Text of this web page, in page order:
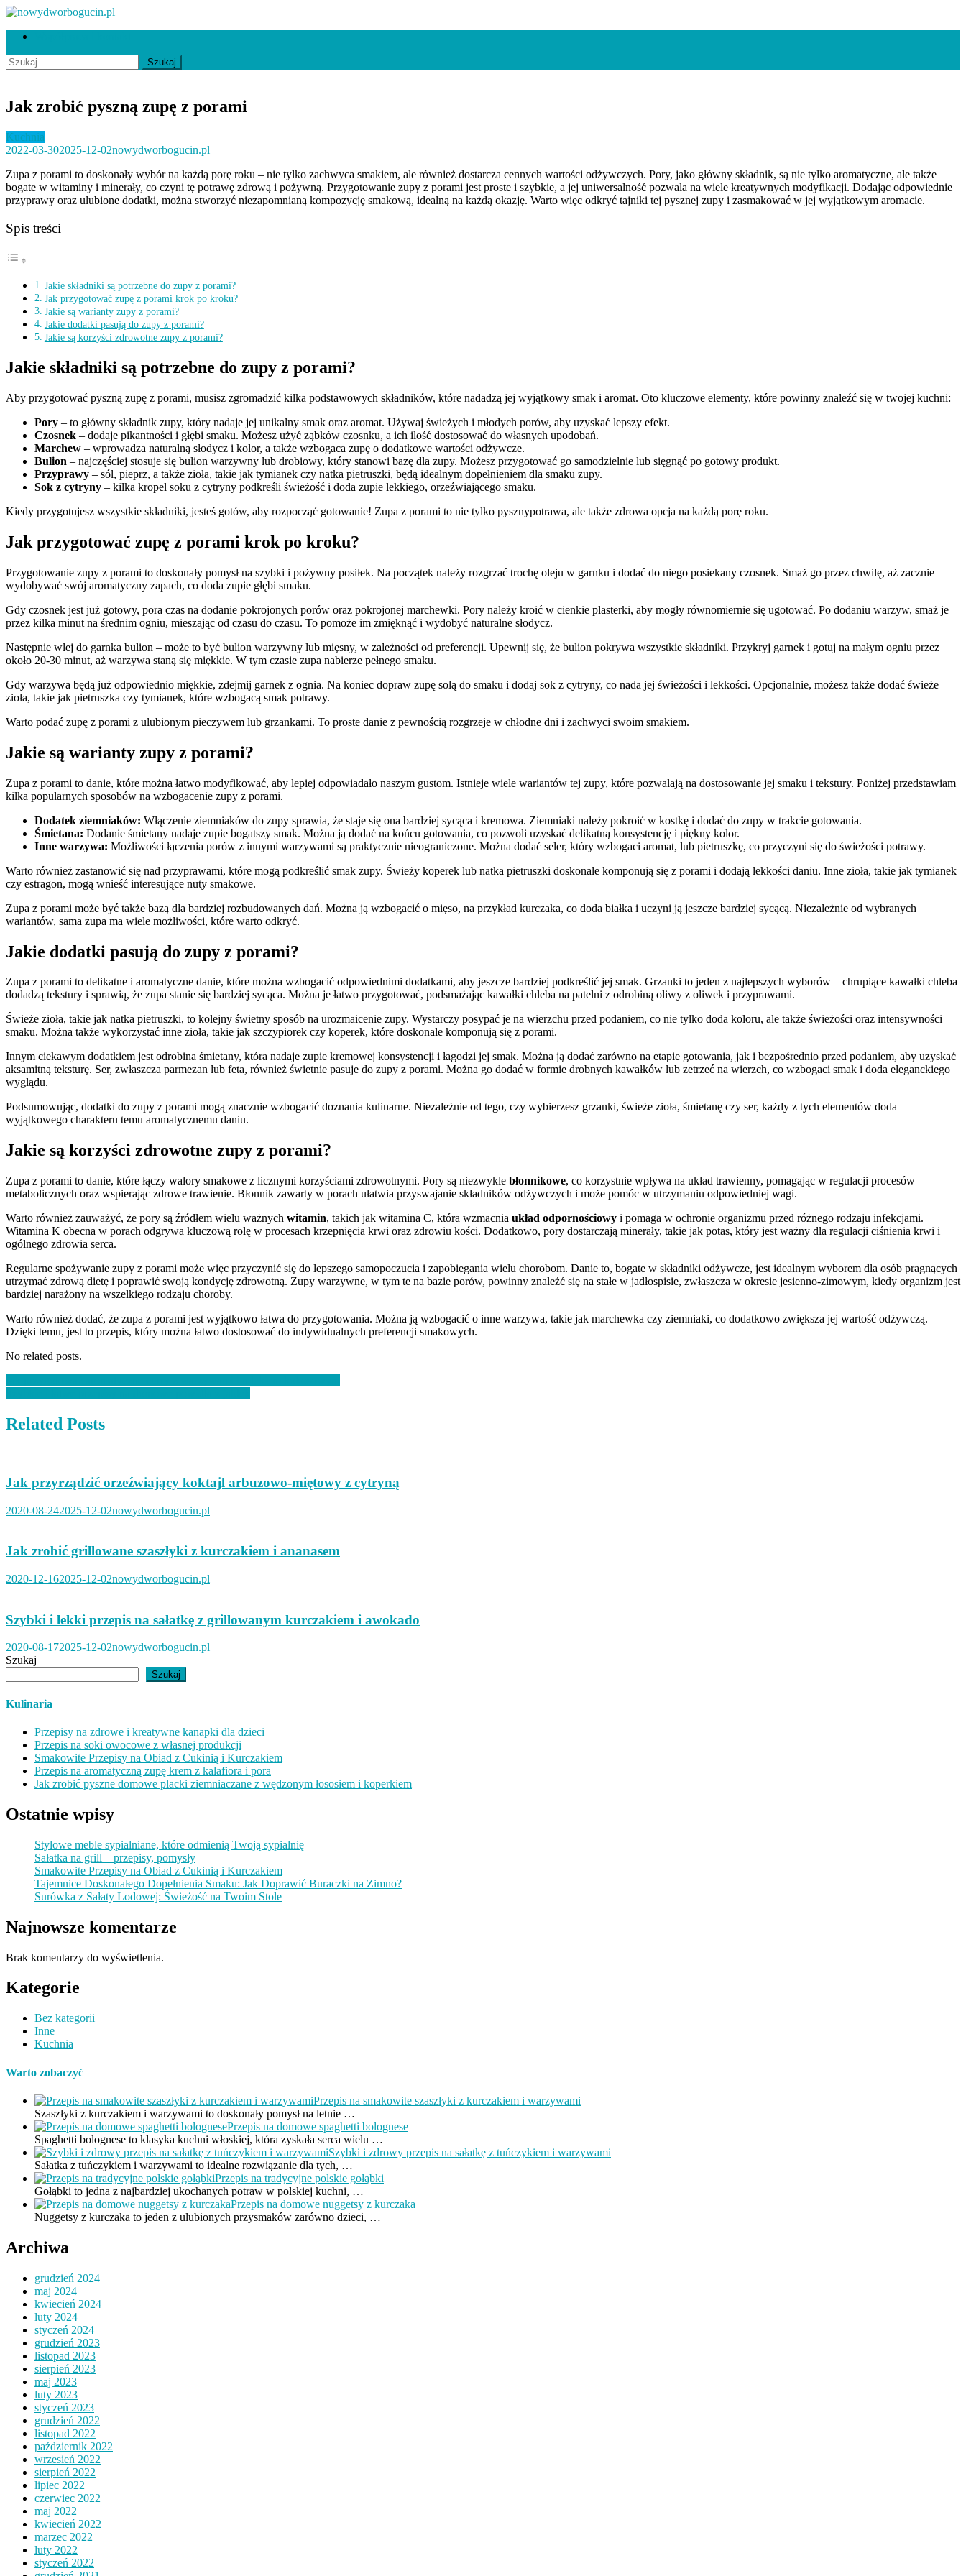
Skip
content
nowydworbogucin.pl
Szukaj:
Jak zrobić pyszną zupę z porami
Kuchnia
2022-03-302025-12-02nowydworbogucin.pl
Zupa z porami to doskonały wybór na każdą porę roku – nie tylko zachwyca smakiem, ale również dostarcza cennych wartości odżywczych. Pory, jako główny składnik, są nie tylko aromatyczne, ale także
bogate w witaminy i minerały, co czyni tę potrawę zdrową i pożywną. Przygotowanie zupy z porami jest proste i szybkie, a jej uniwersalność pozwala na wiele kreatywnych modyfikacji. Dodając odpowiednie
przyprawy oraz ulubione dodatki, można stworzyć niezapomnianą kompozycję smakową, idealną na każdą okazję. Warto więc odkryć tajniki tej pysznej zupy i zasmakować w jej wyjątkowym aromacie.
Spis treści
Jakie składniki są potrzebne do zupy z porami?
Jak przygotować zupę z porami krok po kroku?
Jakie są warianty zupy z porami?
Jakie dodatki pasują do zupy z porami?
Jakie są korzyści zdrowotne zupy z porami?
Jakie składniki są potrzebne do zupy z porami?
Aby przygotować pyszną zupę z porami, musisz zgromadzić kilka podstawowych składników, które nadadzą jej wyjątkowy smak i aromat. Oto kluczowe elementy, które powinny znaleźć się w twojej kuchni:
Pory – to główny składnik zupy, który nadaje jej unikalny smak oraz aromat. Używaj świeżych i młodych porów, aby uzyskać lepszy efekt.
Czosnek – dodaje pikantności i głębi smaku. Możesz użyć ząbków czosnku, a ich ilość dostosować do własnych upodobań.
Marchew – wprowadza naturalną słodycz i kolor, a także wzbogaca zupę o dodatkowe wartości odżywcze.
Bulion – najczęściej stosuje się bulion warzywny lub drobiowy, który stanowi bazę dla zupy. Możesz przygotować go samodzielnie lub sięgnąć po gotowy produkt.
Przyprawy – sól, pieprz, a także zioła, takie jak tymianek czy natka pietruszki, będą idealnym dopełnieniem dla smaku zupy.
Sok z cytryny – kilka kropel soku z cytryny podkreśli świeżość i doda zupie lekkiego, orzeźwiającego smaku.
Kiedy przygotujesz wszystkie składniki, jesteś gotów, aby rozpocząć gotowanie! Zupa z porami to nie tylko pysznypotrawa, ale także zdrowa opcja na każdą porę roku.
Jak przygotować zupę z porami krok po kroku?
Przygotowanie zupy z porami to doskonały pomysł na szybki i pożywny posiłek. Na początek należy rozgrzać trochę oleju w garnku i dodać do niego posiekany czosnek. Smaż go przez chwilę, aż zacznie
wydobywać swój aromatyczny zapach, co doda zupie głębi smaku.
Gdy czosnek jest już gotowy, pora czas na dodanie pokrojonych porów oraz pokrojonej marchewki. Pory należy kroić w cienkie plasterki, aby mogły równomiernie się ugotować. Po dodaniu warzyw, smaż je
przez kilka minut na średnim ogniu, mieszając od czasu do czasu. To pomoże im zmięknąć i wydobyć naturalne słodycz.
Następnie wlej do garnka bulion – może to być bulion warzywny lub mięsny, w zależności od preferencji. Upewnij się, że bulion pokrywa wszystkie składniki. Przykryj garnek i gotuj na małym ogniu przez
około 20-30 minut, aż warzywa staną się miękkie. W tym czasie zupa nabierze pełnego smaku.
Gdy warzywa będą już odpowiednio miękkie, zdejmij garnek z ognia. Na koniec dopraw zupę solą do smaku i dodaj sok z cytryny, co nada jej świeżości i lekkości. Opcjonalnie, możesz także dodać świeże
zioła, takie jak pietruszka czy tymianek, które wzbogacą smak potrawy.
Warto podać zupę z porami z ulubionym pieczywem lub grzankami. To proste danie z pewnością rozgrzeje w chłodne dni i zachwyci swoim smakiem.
Jakie są warianty zupy z porami?
Zupa z porami to danie, które można łatwo modyfikować, aby lepiej odpowiadało naszym gustom. Istnieje wiele wariantów tej zupy, które pozwalają na dostosowanie jej smaku i tekstury. Poniżej przedstawiam
kilka popularnych sposobów na wzbogacenie zupy z porami.
Dodatek ziemniaków: Włączenie ziemniaków do zupy sprawia, że staje się ona bardziej sycąca i kremowa. Ziemniaki należy pokroić w kostkę i dodać do zupy w trakcie gotowania.
Śmietana: Dodanie śmietany nadaje zupie bogatszy smak. Można ją dodać na końcu gotowania, co pozwoli uzyskać delikatną konsystencję i piękny kolor.
Inne warzywa: Możliwości łączenia porów z innymi warzywami są praktycznie nieograniczone. Można dodać seler, który wzbogaci aromat, lub pietruszkę, co przyczyni się do świeżości potrawy.
Warto również zastanowić się nad przyprawami, które mogą podkreślić smak zupy. Świeży koperek lub natka pietruszki doskonale komponują się z porami i dodają lekkości daniu. Inne zioła, takie jak tymianek
czy estragon, mogą wnieść interesujące nuty smakowe.
Zupa z porami może być także bazą dla bardziej rozbudowanych dań. Można ją wzbogacić o mięso, na przykład kurczaka, co doda białka i uczyni ją jeszcze bardziej sycącą. Niezależnie od wybranych
wariantów, sama zupa ma wiele możliwości, które warto odkryć.
Jakie dodatki pasują do zupy z porami?
Zupa z porami to delikatne i aromatyczne danie, które można wzbogacić odpowiednimi dodatkami, aby jeszcze bardziej podkreślić jej smak. Grzanki to jeden z najlepszych wyborów – chrupiące kawałki chleba
dodadzą tekstury i sprawią, że zupa stanie się bardziej sycąca. Można je łatwo przygotować, podsmażając kawałki chleba na patelni z odrobiną oliwy z oliwek i przyprawami.
Świeże zioła, takie jak natka pietruszki, to kolejny świetny sposób na urozmaicenie zupy. Wystarczy posypać je na wierzchu przed podaniem, co nie tylko doda koloru, ale także świeżości oraz intensywności
smaku. Można także wykorzystać inne zioła, takie jak szczypiorek czy koperek, które doskonale komponują się z porami.
Innym ciekawym dodatkiem jest odrobina śmietany, która nadaje zupie kremowej konsystencji i łagodzi jej smak. Można ją dodać zarówno na etapie gotowania, jak i bezpośrednio przed podaniem, aby uzyskać
aksamitną teksturę. Ser, zwłaszcza parmezan lub feta, również świetnie pasuje do zupy z porami. Można go dodać w formie drobnych kawałków lub zetrzeć na wierzch, co wzbogaci smak i doda eleganckiego
wyglądu.
Podsumowując, dodatki do zupy z porami mogą znacznie wzbogacić doznania kulinarne. Niezależnie od tego, czy wybierzesz grzanki, świeże zioła, śmietanę czy ser, każdy z tych elementów doda
wyjątkowego charakteru temu aromatycznemu daniu.
Jakie są korzyści zdrowotne zupy z porami?
Zupa z porami to danie, które łączy walory smakowe z licznymi korzyściami zdrowotnymi. Pory są niezwykle błonnikowe, co korzystnie wpływa na układ trawienny, pomagając w regulacji procesów
metabolicznych oraz wspierając zdrowe trawienie. Błonnik zawarty w porach ułatwia przyswajanie składników odżywczych i może pomóc w utrzymaniu odpowiedniej wagi.
Warto również zauważyć, że pory są źródłem wielu ważnych witamin, takich jak witamina C, która wzmacnia układ odpornościowy i pomaga w ochronie organizmu przed różnego rodzaju infekcjami.
Witamina K obecna w porach odgrywa kluczową rolę w procesach krzepnięcia krwi oraz zdrowiu kości. Dodatkowo, pory dostarczają minerały, takie jak potas, który jest ważny dla regulacji ciśnienia krwi i
ogólnego zdrowia serca.
Regularne spożywanie zupy z porami może więc przyczynić się do lepszego samopoczucia i zapobiegania wielu chorobom. Danie to, bogate w składniki odżywcze, jest idealnym wyborem dla osób pragnących
utrzymać zdrową dietę i poprawić swoją kondycję zdrowotną. Zupy warzywne, w tym te na bazie porów, powinny znaleźć się na stałe w jadłospisie, zwłaszcza w okresie jesienno-zimowym, kiedy organizm jest
bardziej narażony na wszelkiego rodzaju choroby.
Warto również dodać, że zupa z porami jest wyjątkowo łatwa do przygotowania. Można ją wzbogacić o inne warzywa, takie jak marchewka czy ziemniaki, co dodatkowo zwiększa jej wartość odżywczą.
Dzięki temu, jest to przepis, który można łatwo dostosować do indywidualnych preferencji smakowych.
No related posts.
Nawigacja
wpisu
Related Posts
Jak przyrządzić orzeźwiający koktajl arbuzowo-miętowy z cytryną
2020-08-242025-12-02nowydworbogucin.pl
Jak zrobić grillowane szaszłyki z kurczakiem i ananasem
2020-12-162025-12-02nowydworbogucin.pl
Szybki i lekki przepis na sałatkę z grillowanym kurczakiem i awokado
2020-08-172025-12-02nowydworbogucin.pl
Szukaj
Szukaj
Kulinaria
Przepisy na zdrowe i kreatywne kanapki dla dzieci
Przepis na soki owocowe z własnej produkcji
Smakowite Przepisy na Obiad z Cukinią i Kurczakiem
Przepis na aromatyczną zupę krem z kalafiora i pora
Jak zrobić pyszne domowe placki ziemniaczane z wędzonym łososiem i koperkiem
Ostatnie wpisy
Stylowe meble sypialniane, które odmienią Twoją sypialnię
Sałatka na grill – przepisy, pomysły
Smakowite Przepisy na Obiad z Cukinią i Kurczakiem
Tajemnice Doskonałego Dopełnienia Smaku: Jak Doprawić Buraczki na Zimno?
Surówka z Sałaty Lodowej: Świeżość na Twoim Stole
Najnowsze komentarze
Brak komentarzy do wyświetlenia.
Kategorie
Bez kategorii
Inne
Kuchnia
Warto zobaczyć
Przepis na smakowite szaszłyki z kurczakiem i warzywami
Szaszłyki z kurczakiem i warzywami to doskonały pomysł na letnie …
Przepis na domowe spaghetti bolognese
Spaghetti bolognese to klasyka kuchni włoskiej, która zyskała serca wielu …
Szybki i zdrowy przepis na sałatkę z tuńczykiem i warzywami
Sałatka z tuńczykiem i warzywami to idealne rozwiązanie dla tych, …
Przepis na tradycyjne polskie gołąbki
Gołąbki to jedna z najbardziej ukochanych potraw w polskiej kuchni, …
Przepis na domowe nuggetsy z kurczaka
Nuggetsy z kurczaka to jeden z ulubionych przysmaków zarówno dzieci, …
Archiwa
grudzień 2024
maj 2024
kwiecień 2024
luty 2024
styczeń 2024
grudzień 2023
listopad 2023
sierpień 2023
maj 2023
luty 2023
styczeń 2023
grudzień 2022
listopad 2022
październik 2022
wrzesień 2022
sierpień 2022
lipiec 2022
czerwiec 2022
maj 2022
kwiecień 2022
marzec 2022
luty 2022
styczeń 2022